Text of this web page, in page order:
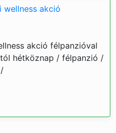
akció
akció félpanzióval
hétköznap / félpanzió /